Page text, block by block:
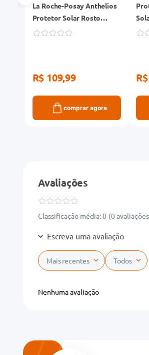
La Roche-Posay Anthelios
Protetor Solar Rosto
FPS50 Cor 2.0 40g
R$ 109,99
comprar agora
Avaliações
Classificação média: 0 (0
Escreva uma avaliação
Adicionar avaliação
Avalie o produto de 1 a 5
Mais recentes Todos
Nenhuma avaliação